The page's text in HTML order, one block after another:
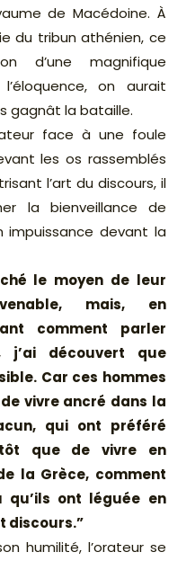
de Macédoine. À
du tribun athénien, ce
d’une magnifique
on aurait
gagnât la bataille.
face à une foule
les os rassemblés
l’art du discours, il
la bienveillance de
impuissance devant la
le moyen de leur
mais, en
comment parler
j’ai découvert que
Car ces hommes
vivre ancré dans la
qui ont préféré
que de vivre en
la Grèce, comment
ont léguée en
discours.”
humilité, l’orateur se